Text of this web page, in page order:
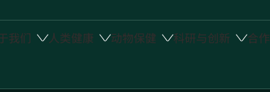
我们 人类健康 动物保健 科研与创新 合作